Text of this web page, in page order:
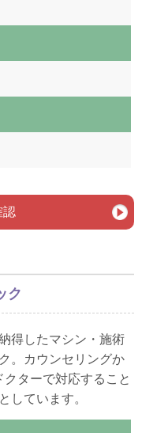
認
ク
得したマシン・施術
。カウンセリングか
ターで対応すること
しています。